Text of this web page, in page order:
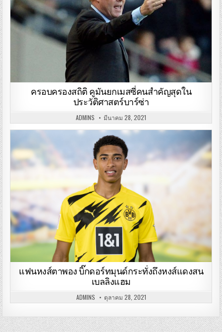
ครอบครองสถิติ คูมันยกเมสซี่คนสำคัญสุดใน
ประวัติศาสตร์บาร์ซ่า
ADMINS มีนาคม 28, 2021
แฟนหงส์ตาพอง บิ๊กดอร์ทมุนด์กระทั่งถึงหงส์แดงสน
เบลลิงแฮม
ADMINS ตุลาคม 28, 2021